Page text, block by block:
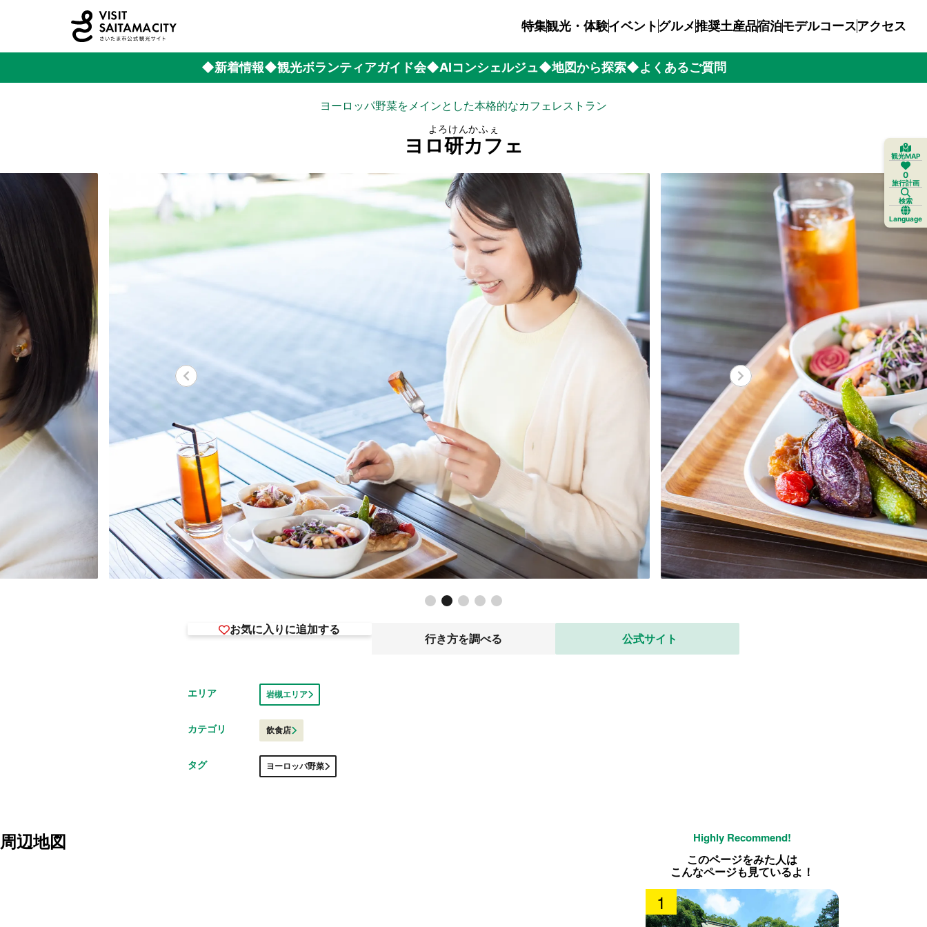
特集観光・体験イベントグルメ推奨土産品宿泊モデルコースアクセス
◆新着情報◆観光ボランティアガイド会◆AIコンシェルジュ◆地図から探索◆よくあるご質問
ヨーロッパ野菜をメインとした本格的なカフェレストラン
ヨロ研カフェ
よろけんかふぇ
お気に入りに追加する
行き方を調べる 公式サイト
エリア 岩槻エリア
カテゴリ 飲食店
タグ ヨーロッパ野菜
周辺地図
このページをみた人は
こんなページも見ているよ！
1
観光MAP
0
旅行計画
検索
Language